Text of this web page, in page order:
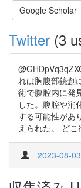
Google Scholar
Twitter (3
れは胸腹部銃創
術で腹腔内に発
した。腹腔や消
する可能性があ
えられた。 ど
2023-08-